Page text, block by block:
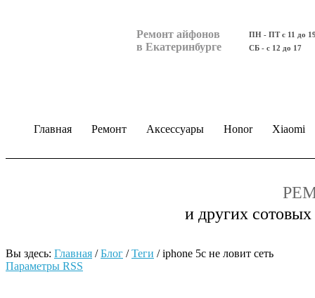
Ремонт айфонов
в Екатеринбурге
ПН - ПТ с 11 до
СБ - с 12 до 17
Главная Ремонт Аксессуары Honor Xiaomi
и других
Вы здесь: Главная /Блог /Теги /iphone 5c не ловит сеть
Параметры RSS